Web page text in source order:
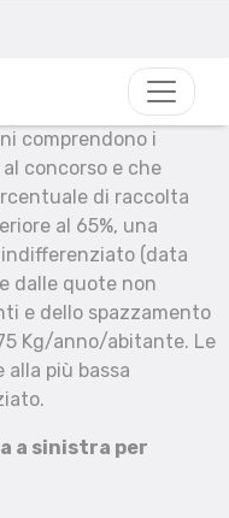
comprendono i
concorso e che
di raccolta
al 65%, una
(data
dalle quote non
e dello spazzamento
Kg/anno/abitante. Le
più bassa
a sinistra per